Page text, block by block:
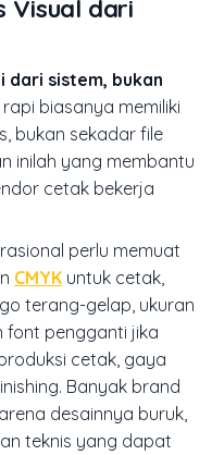
Visual dari
dari sistem, bukan
biasanya memiliki
bukan sekadar file
inilah yang membantu
cetak bekerja
perlu memuat
CMYK untuk cetak,
terang-gelap, ukuran
font pengganti jika
cetak, gaya
Banyak brand
desainnya buruk,
teknis yang dapat